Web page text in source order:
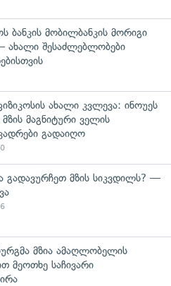
ბანკის მობილბანკის მორიგი
ახალი შესაძლებლობები
ახალი კვლევა: ინოუეს
მაგნიტური ველის
გადაიღო
მზის სიკვდილს? —
მზია ამაღლობელის
მეოთხე საჩივარი